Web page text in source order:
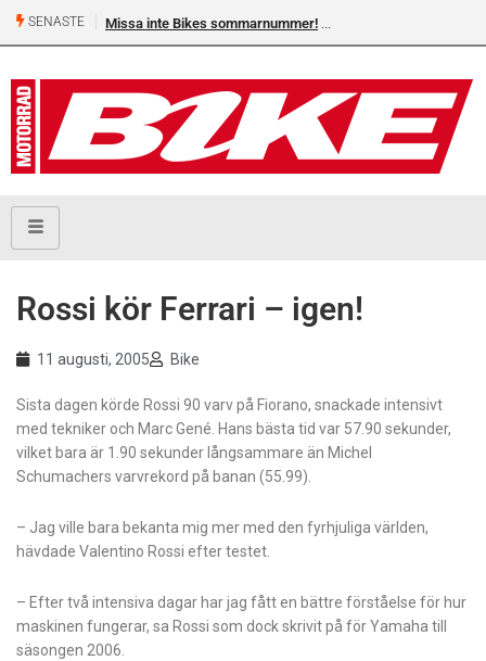
SENASTE Missa inte Bikes sommarnummer!
Rossi kör Ferrari – igen!
11 augusti, 2005 Bike
Sista dagen körde Rossi 90 varv på Fiorano, snackade intensivt
med tekniker och Marc Gené. Hans bästa tid var 57.90 sekunder,
vilket bara är 1.90 sekunder långsammare än Michel
Schumachers varvrekord på banan (55.99).
– Jag ville bara bekanta mig mer med den fyrhjuliga världen,
hävdade Valentino Rossi efter testet.
– Efter två intensiva dagar har jag fått en bättre förståelse för hur
maskinen fungerar, sa Rossi som dock skrivit på för Yamaha till
säsongen 2006.